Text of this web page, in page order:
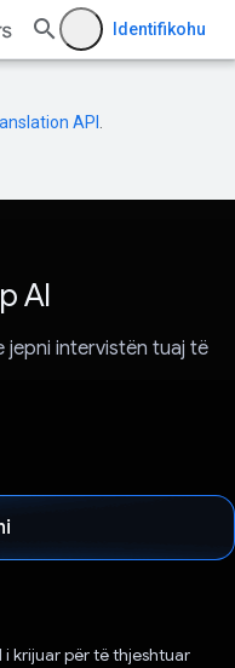
Identifikohu
API
AI
jepni intervistën tuaj të
i krijuar për të thjeshtuar